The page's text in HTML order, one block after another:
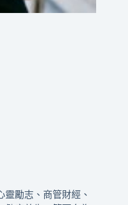
勵志、商管財經、